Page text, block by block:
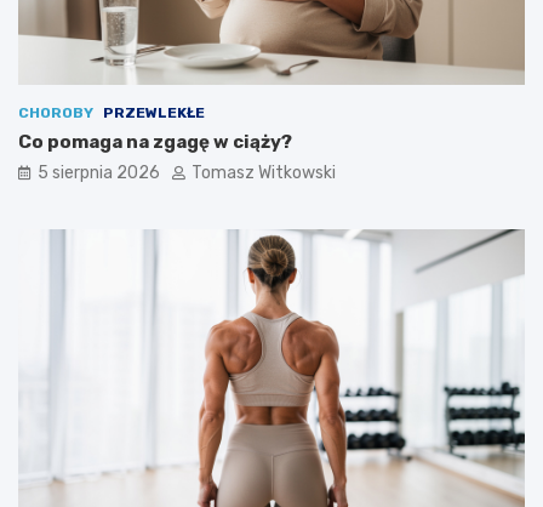
CHOROBY PRZEWLEKŁE
Co pomaga na zgagę w ciąży?
5 sierpnia 2026 Tomasz Witkowski